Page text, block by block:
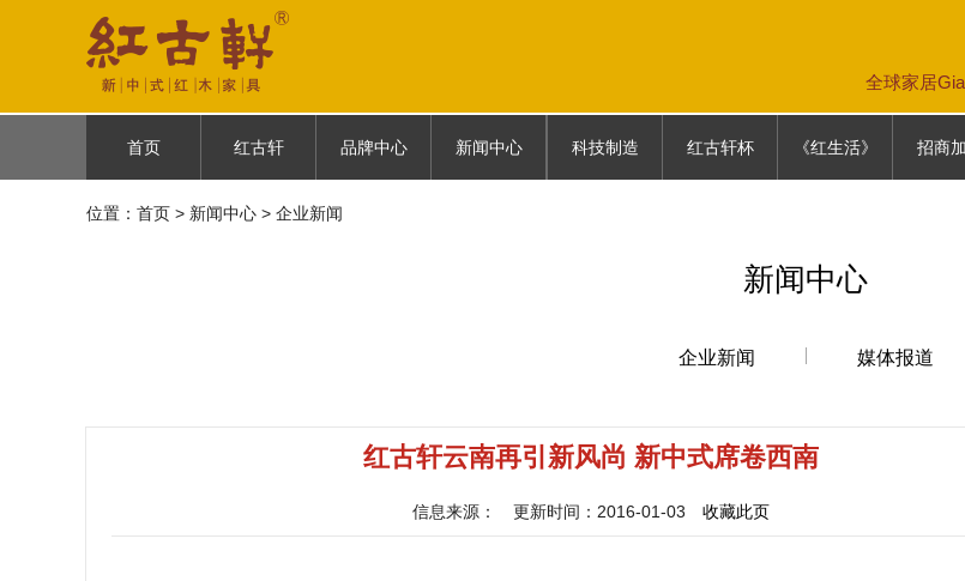
全球家居
首页 红古轩 品牌中心 新闻中心 科技制造 红古轩杯 《红生活》 招商
首页
红古轩简介
参赛通道
联系我们
位置： 首页 > 新闻中心 > 企业新闻
新闻中心
企业新闻 媒体报道
红古轩云南再引新风尚 新中式席卷西南
信息来源： 更新时间：2016-01-03 收藏此页